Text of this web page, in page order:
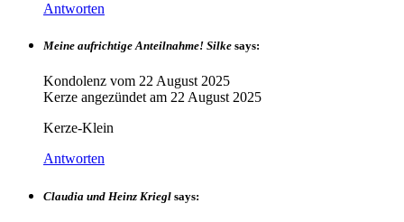
Antworten
Meine aufrichtige Anteilnahme! Silke says:
Kondolenz vom 22 August 2025
Kerze angezündet am 22 August 2025
Kerze-Klein
Antworten
Claudia und Heinz Kriegl says: